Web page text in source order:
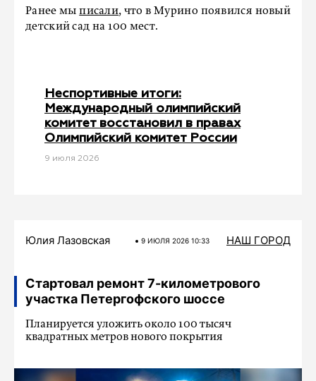
Ранее мыписали, что в Мурино появился новый
детский сад на 100 мест.
Неспортивные итоги:
Международный олимпийский
комитет восстановил в правах
Олимпийский комитет России
9 июля 2026
Юлия Лазовская 9 ИЮЛЯ 2026 10:33 НАШ ГОРОД
Стартовал ремонт 7-километрового
участка Петергофского шоссе
Планируется уложить около 100 тысяч
квадратных метров нового покрытия